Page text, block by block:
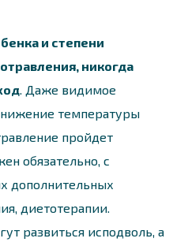
и степени
никогда
. Даже видимое
температуры
пройдет
обязательно, с
дополнительных
диетотерапии.
развиться исподволь, а